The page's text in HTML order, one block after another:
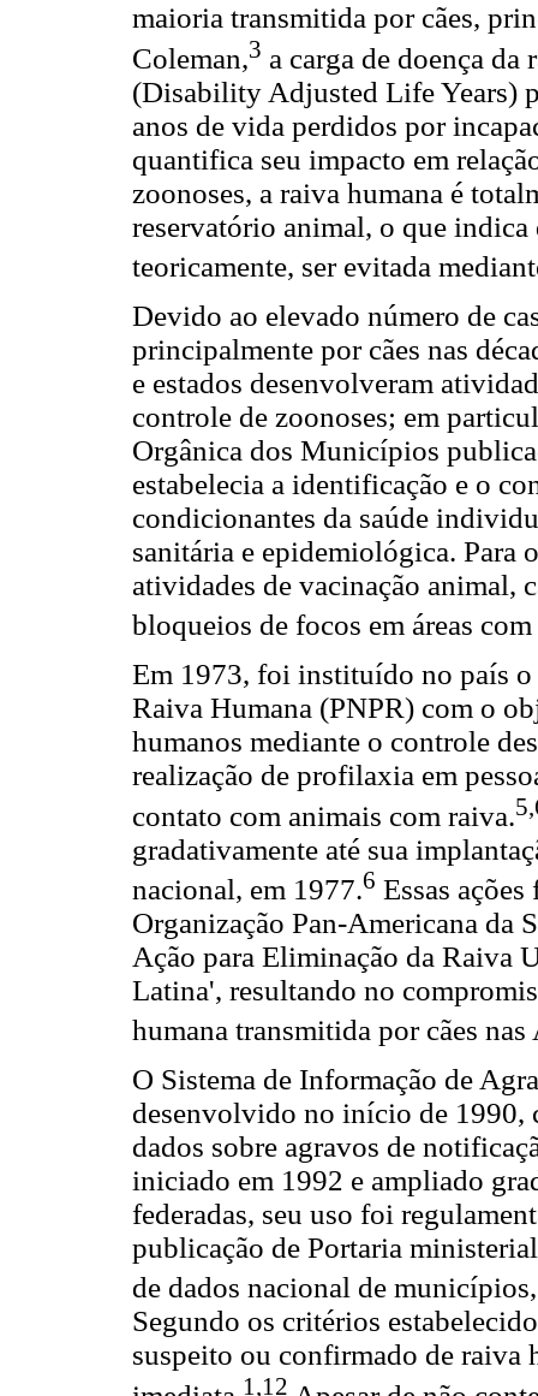
maioria transmitida por cães,
Coleman,3 a carga de doença
(Disability Adjusted Life Years)
anos de vida perdidos por
quantifica seu impacto em
zoonoses, a raiva humana é
reservatório animal, o que
teoricamente, ser evitada
Devido ao elevado número de
principalmente por cães nas
e estados desenvolveram
controle de zoonoses; em
Orgânica dos Municípios
estabelecia a identificação e o
condicionantes da saúde
sanitária e epidemiológica. Para
atividades de vacinação animal,
bloqueios de focos em áreas
Em 1973, foi instituído no país
Raiva Humana (PNPR) com o
humanos mediante o controle
realização de profilaxia em
contato com animais com raiva.
gradativamente até sua
nacional, em 1977.6 Essas
Organização Pan-Americana da
Ação para Eliminação da Raiva
Latina', resultando no
humana transmitida por cães
O Sistema de Informação de
desenvolvido no início de 1990,
dados sobre agravos de
iniciado em 1992 e ampliado
federadas, seu uso foi
publicação de Portaria
de dados nacional de
Segundo os critérios
suspeito ou confirmado de raiva
1,12